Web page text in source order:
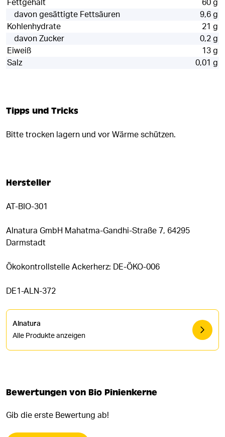
Fettgehalt
60 g
davon gesättigte Fettsäuren
9,6 g
Kohlenhydrate
21 g
davon Zucker
0,2 g
Eiweiß
13 g
Salz
0,01 g
Tipps und Tricks
Bitte trocken lagern und vor Wärme schützen.
Hersteller
AT-BIO-301
Alnatura GmbH Mahatma-Gandhi-Straße 7, 64295
Darmstadt
Ökokontrollstelle Ackerherz: DE-ÖKO-006
DE1-ALN-372
Alnatura
Alle Produkte anzeigen
Bewertungen von Bio Pinienkerne
Gib die erste Bewertung ab!